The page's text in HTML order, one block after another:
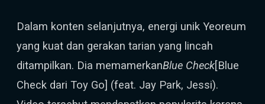
Dalam konten selanjutnya, energi unik Yeoreum
yang kuat dan gerakan tarian yang lincah
ditampilkan. Dia memamerkanBlue Check[Blue
Check dari Toy Go] (feat. Jay Park, Jessi).